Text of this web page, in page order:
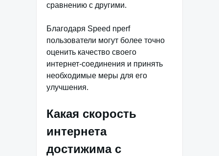
сравнению с другими.
Благодаря Speed nperf
пользователи могут более точно
оценить качество своего
интернет-соединения и принять
необходимые меры для его
улучшения.
Какая скорость
интернета
достижима с